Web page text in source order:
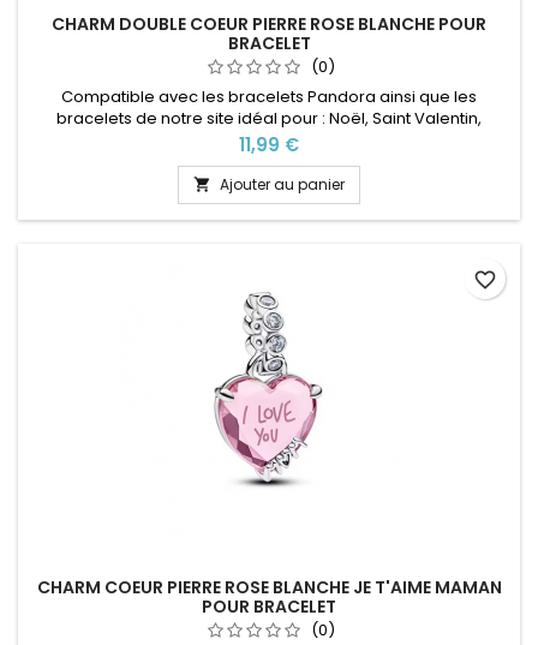
CHARM DOUBLE COEUR PIERRE ROSE BLANCHE POUR
BRACELET
(0)
Compatible avec les bracelets Pandora ainsi que les
bracelets de notre site idéal pour : Noël, Saint Valentin,
anniversaire, anniversaire de mariage
Prix
11,99 €
 Ajouter au panier
CHARM COEUR PIERRE ROSE BLANCHE JE T'AIME MAMAN
POUR BRACELET
(0)
favorite_border